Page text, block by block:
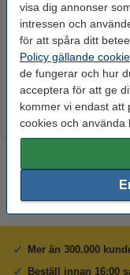
visa dig annonser
intressen och
för att spåra ditt
Policy gällande
de fungerar och hur
acceptera för att ge
kommer vi endast att
cookies och använda
Märkpenna permanent
123ink | 4st
50 kr Inkl. 25%
Mer än 300.000
Beställ innan 16:00